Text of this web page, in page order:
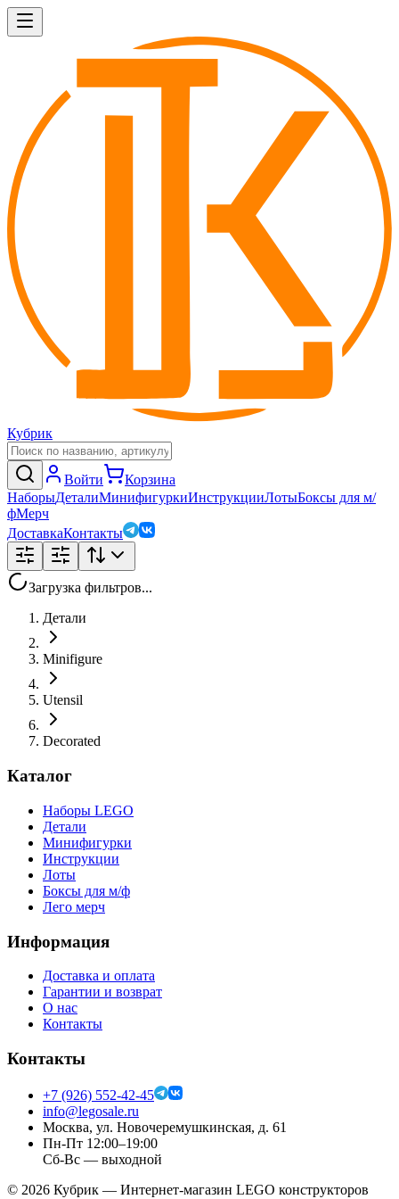
Кубрик
Войти
Корзина
НаборыДеталиМинифигуркиИнструкцииЛотыБоксы для м/
фМерч
ДоставкаКонтакты
Загрузка фильтров...
Детали
Minifigure
Utensil
Decorated
Каталог
Наборы LEGO
Детали
Минифигурки
Инструкции
Лоты
Боксы для м/ф
Лего мерч
Информация
Доставка и оплата
Гарантии и возврат
О нас
Контакты
Контакты
+7 (926) 552-42-45
info@legosale.ru
Москва, ул. Новочеремушкинская, д. 61
Пн-Пт 12:00–19:00
Сб-Вс — выходной
© 2026 Кубрик — Интернет-магазин LEGO конструкторов